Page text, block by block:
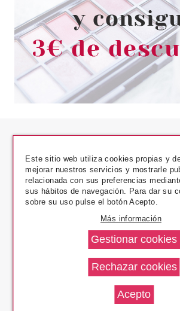
Los Precios Más Bajos
Envío En 24 H
Este sitio web utiliza cookies propias y
mejorar nuestros servicios y mostrarle
relacionada con sus preferencias
sus hábitos de navegación. Para dar su
sobre su uso pulse el botón Acepto.
Más información